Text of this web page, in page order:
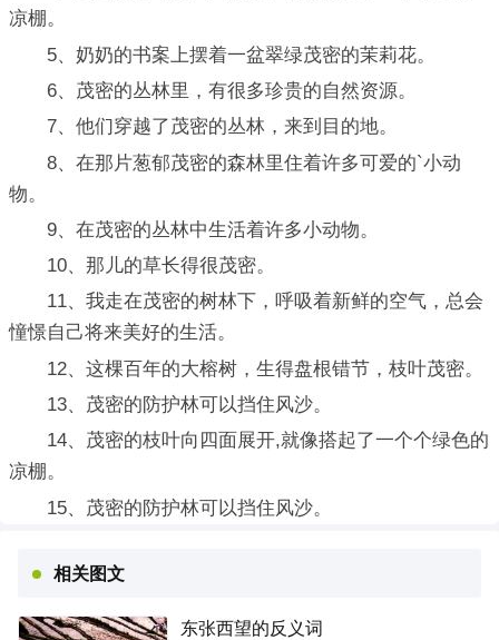
凉棚。
5、奶奶的书案上摆着一盆翠绿茂密的茉莉花。
6、茂密的丛林里，有很多珍贵的自然资源。
7、他们穿越了茂密的丛林，来到目的地。
8、在那片葱郁茂密的森林里住着许多可爱的`小动
物。
9、在茂密的丛林中生活着许多小动物。
10、那儿的草长得很茂密。
11、我走在茂密的树林下，呼吸着新鲜的空气，总会
憧憬自己将来美好的生活。
12、这棵百年的大榕树，生得盘根错节，枝叶茂密。
13、茂密的防护林可以挡住风沙。
14、茂密的枝叶向四面展开,就像搭起了一个个绿色的
凉棚。
15、茂密的防护林可以挡住风沙。
相关图文
东张西望的反义词